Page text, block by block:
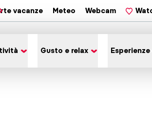
vacanze Meteo Webcam
Gusto e relax